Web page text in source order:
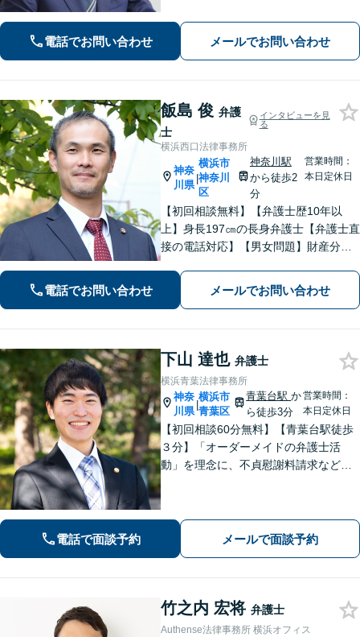
続、企業法務から個人の身近なトラブ
ルまで、お気軽にご相談ください。
電話でお問い合わせ メールでお問い合わせ
飯島 俊 弁護
士
インタビューを見
る
横浜西口法律事務所
神奈
川県
|
横浜市
神奈川
区
神奈川駅
から徒歩2
分
営業時間：
本日定休日
【初回相談無料】【弁護士歴10年以
上】身長197㎝の長身弁護士【弁護士直
接の電話対応】【男女問題】財産分与
最適な債務整理をご提案【刑事事件】
交渉に強い！即日接見に努めます【夜
電話でお問い合わせ メールでお問い合わせ
下山 達也 弁護士
横浜青葉法律事務所
神奈
川県
|
横浜市
青葉区
青葉台駅か
ら徒歩3分
営業時間：
本日定休日
【初回相談60分無料】【青葉台駅徒歩
３分】「オーダーメイドの弁護士活
動」を理念に、不貞慰謝料請求などの
とりに最適な解決策をご提案。借金・
債務整理は何度でも相談無料【夜間・
土日相談可】
電話で面談予約 メールで面談予約
竹之内 宏将 弁護士
Authense法律事務所 横浜オフィス